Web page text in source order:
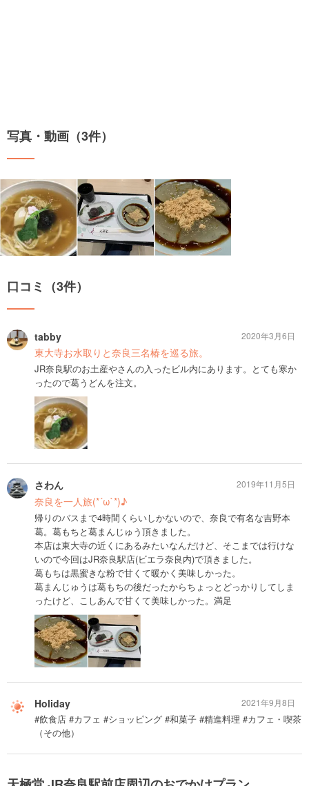
写真・動画（3件）
口コミ（3件）
tabby
東大寺お水取りと奈良三名椿を巡る旅。
JR奈良駅のお土産やさんの入ったビル内にあります。とても寒か
ったので葛うどんを注文。
2020年3月6日
さわん
奈良を一人旅(*´ω`*)♪
帰りのバスまで4時間くらいしかないので、奈良で有名な吉野本
葛。葛もちと葛まんじゅう頂きました。
本店は東大寺の近くにあるみたいなんだけど、そこまでは行けな
いので今回はJR奈良駅店(ビエラ奈良内)で頂きました。
葛もちは黒蜜きな粉で甘くて暖かく美味しかった。
葛まんじゅうは葛もちの後だったからちょっとどっかりしてしま
ったけど、こしあんで甘くて美味しかった。満足
2019年11月5日
Holiday
#飲食店 #カフェ #ショッピング #和菓子 #精進料理 #カフェ・喫茶
（その他）
2021年9月8日